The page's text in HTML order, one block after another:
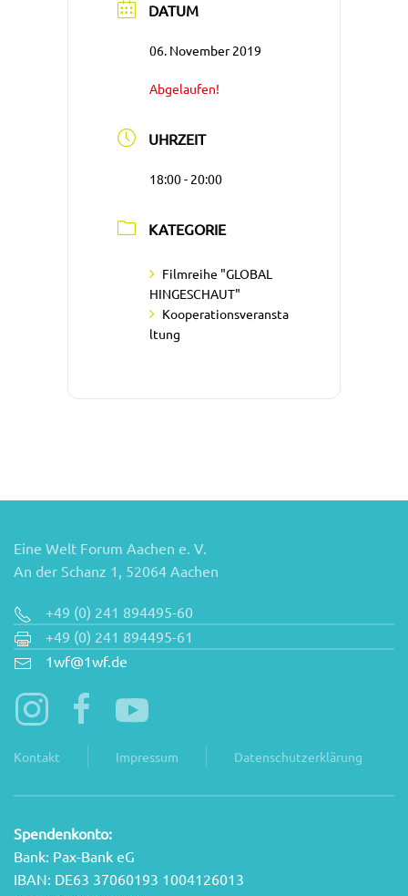
DATUM
06. November 2019
Abgelaufen!
UHRZEIT
18:00 - 20:00
KATEGORIE
Filmreihe "GLOBAL
HINGESCHAUT"
Kooperationsveransta
ltung
Eine Welt Forum Aachen e. V.
An der Schanz 1, 52064 Aachen
+49 (0) 241 894495-60
+49 (0) 241 894495-61
1wf@1wf.de
Kontakt Impressum Datenschutzerklärung
Spendenkonto:
Bank: Pax-Bank eG
IBAN: DE63 37060193 1004126013